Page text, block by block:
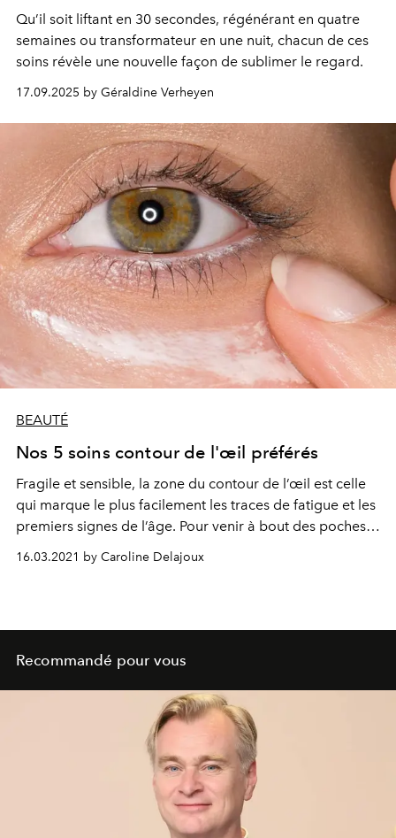
Qu’il soit liftant en 30 secondes, régénérant en quatre
semaines ou transformateur en une nuit, chacun de ces
soins révèle une nouvelle façon de sublimer le regard.
17.09.2025 by Géraldine Verheyen
BEAUTÉ
Nos 5 soins contour de l'œil préférés
Fragile et sensible, la zone du contour de l’œil est celle
qui marque le plus facilement les traces de fatigue et les
premiers signes de l’âge. Pour venir à bout des poches,
cernes et ridules, il est important d’investir dans un soin
efficace. Nouveautés ou best-sellers, voici 5
16.03.2021 by Caroline Delajoux
Recommandé pour vous